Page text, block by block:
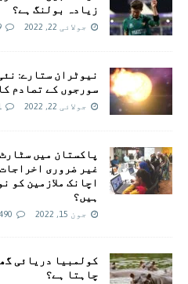
زیادہ بولنگ ہے؟
جولائی 22, 2022
نیوٹران ستارے:
سورجوں کے تصادم
جولائی 22, 2022
پاکستان میں
غیر ضروری
اچانک ملازمین کو
ہیں؟
جون 15, 2022
کولمبیا دریائی
چاہتا ہے؟